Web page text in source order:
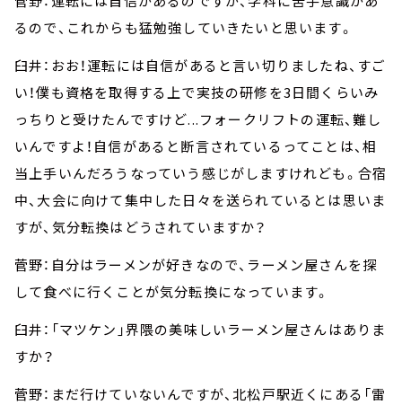
るので、これからも猛勉強していきたいと思います。
臼井：おお！運転には自信があると言い切りましたね、すご
い！僕も資格を取得する上で実技の研修を3日間くらいみ
っちりと受けたんですけど...フォークリフトの運転、難し
いんですよ！自信があると断言されているってことは、相
当上手いんだろうなっていう感じがしますけれども。合宿
中、大会に向けて集中した日々を送られているとは思いま
すが、気分転換はどうされていますか？
菅野：自分はラーメンが好きなので、ラーメン屋さんを探
して食べに行くことが気分転換になっています。
臼井：「マツケン」界隈の美味しいラーメン屋さんはありま
すか？
菅野：まだ行けていないんですが、北松戸駅近くにある「雷